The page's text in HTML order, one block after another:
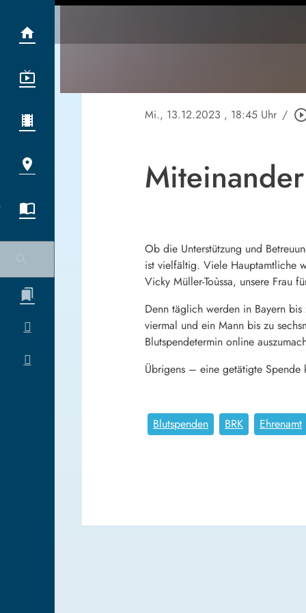
Mi., 13.12.2023 , 18:45 Uhr /
Ob die Unterstützung und
ist vielfältig. Viele Hauptamtliche
Vicky Müller-Toùssa, unsere Frau
Denn täglich werden in Bayern
viermal und ein Mann bis zu
Blutspendetermin online
Übrigens – eine getätigte Spende
Blutspenden BRK Ehrenamt